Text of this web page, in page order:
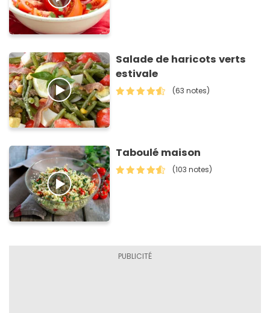
Salade de haricots verts
estivale
(63 notes)
Taboulé maison
(103 notes)